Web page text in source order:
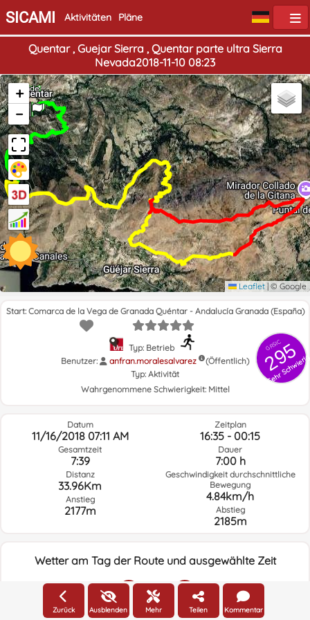
SICAMI Aktivitäten Pläne
Quentar , Guejar Sierra , Quentar parte ultra Sierra
Nevada2018-11-10 08:23
Start
Ende
+
−
Leaflet | © Google
GRSIC
295
Sehr
Start: Comarca de la Vega de Granada Quéntar - Andalucía Granada (España)
Typ: Betrieb
Benutzer:
anfran.moralesalvarez
(Öffentlich)
Typ: Aktivität
Wahrgenommene Schwierigkeit: Mittel
Datum
11/16/2018 07:11 AM
Gesamtzeit
7:39
Distanz
33.96Km
Anstieg
2177m
Zeitplan
16:35 - 00:15
Dauer
7:00 h
Geschwindigkeit durchschnittliche
Bewegung
4.84km/h
Abstieg
2185m
Wetter am Tag der Route und ausgewählte Zeit
15:00
Zurück Ausblenden Mehr Teilen Kommentar